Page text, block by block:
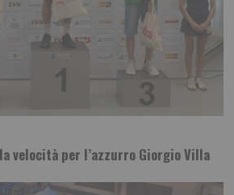
velocità per l’azzurro Giorgio Villa